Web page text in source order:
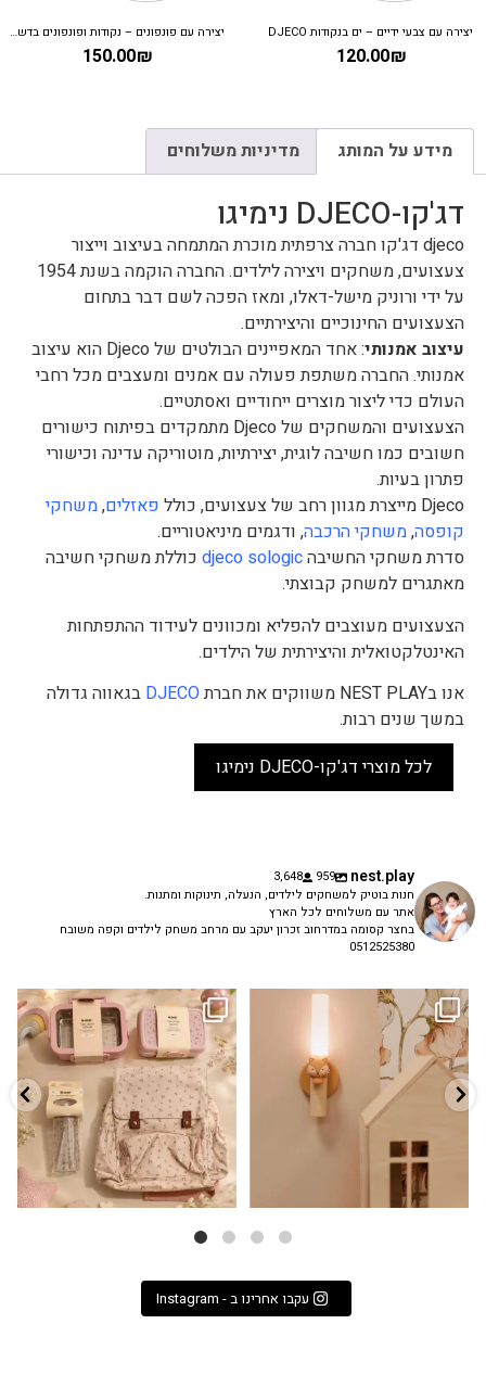
יצירה עם צבעי ידיים – ים בנקודות DJECO
120.00₪
יצירה עם פונפונים – נקודות ופונפונים בדשא DJECO
150.00₪
מידע על המותג מדיניות משלוחים
דג'קו-DJECO נימיגו
djeco דג'קו חברה צרפתית מוכרת המתמחה בעיצוב וייצור
צעצועים, משחקים ויצירה לילדים. החברה הוקמה בשנת 1954
על ידי ורוניק מישל-דאלו, ומאז הפכה לשם דבר בתחום
הצעצועים החינוכיים והיצירתיים.
עיצוב אמנותי
: אחד המאפיינים הבולטים של Djeco הוא עיצוב
אמנותי. החברה משתפת פעולה עם אמנים ומעצבים מכל רחבי
העולם כדי ליצור מוצרים ייחודיים ואסתטיים.
הצעצועים והמשחקים של Djeco מתמקדים בפיתוח כישורים
חשובים כמו חשיבה לוגית, יצירתיות, מוטוריקה עדינה וכישורי
פתרון בעיות.
Djeco מייצרת מגוון רחב של צעצועים, כולל
פאזלים,משחקי
קופסה,משחקי הרכבה, ודגמים מיניאטוריים.
סדרת משחקי החשיבהdjeco sologic כוללת משחקי חשיבה
מאתגרים למשחק קבוצתי.
הצעצועים מעוצבים להפליא ומכוונים לעידוד ההתפתחות
האינטלקטואלית והיצירתית של הילדים.
אנו בNEST PLAY משווקים את חברת
DJECO בגאווה גדולה
במשך שנים רבות.
לכל מוצרי דג'קו-DJECO נימיגו
nest.play
959
3,648
חנות בוטיק למשחקים לילדים, הנעלה, תינוקות ומתנות.
אתר עם משלוחים לכל הארץ
בחצר קסומה במדרחוב זכרון יעקב עם מרחב משחק לילדים וקפה משובח
0512525380
✨ חוזרים למסגרת בסטייל! ✨
הקולקציה החדשה...
9 4
גם פריט עיצובי לחדר, גם מנורת לילה
...
3 0
עקבו אחרינו ב - Instagram